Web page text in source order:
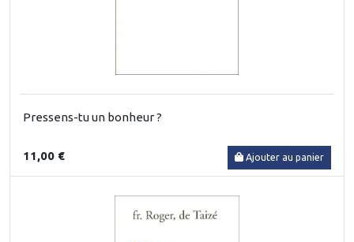
Pressens-tu un bonheur ?
11,00 € Ajouter au panier